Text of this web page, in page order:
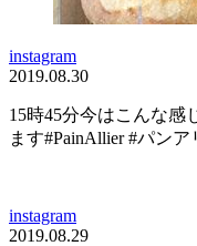
instagram
2019.08.30
15時45分今はこんな感
ます#PainAllier #パンア
instagram
2019.08.29